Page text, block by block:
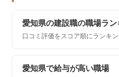
愛知県の建設職の職場ラン
口コミ評価をスコア順にランキ
愛知県で給与が高い職場